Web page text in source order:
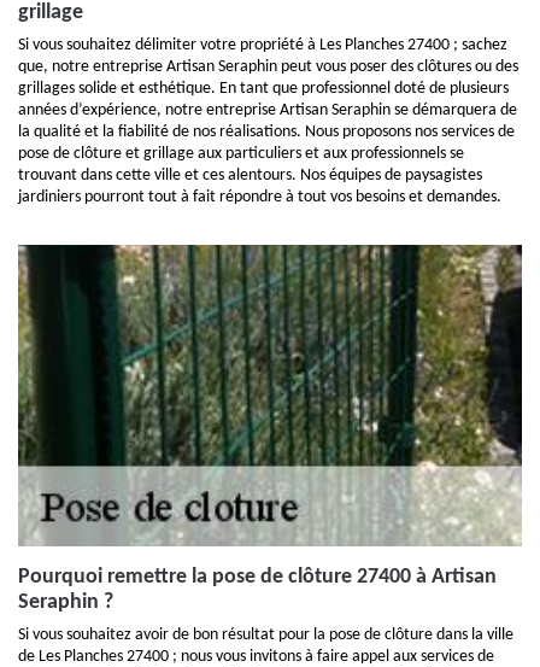
grillage
Si vous souhaitez délimiter votre propriété à Les Planches 27400 ; sachez
que, notre entreprise Artisan Seraphin peut vous poser des clôtures ou des
grillages solide et esthétique. En tant que professionnel doté de plusieurs
années d’expérience, notre entreprise Artisan Seraphin se démarquera de
la qualité et la fiabilité de nos réalisations. Nous proposons nos services de
pose de clôture et grillage aux particuliers et aux professionnels se
trouvant dans cette ville et ces alentours. Nos équipes de paysagistes
jardiniers pourront tout à fait répondre à tout vos besoins et demandes.
Pourquoi remettre la pose de clôture 27400 à Artisan
Seraphin ?
Si vous souhaitez avoir de bon résultat pour la pose de clôture dans la ville
de Les Planches 27400 ; nous vous invitons à faire appel aux services de